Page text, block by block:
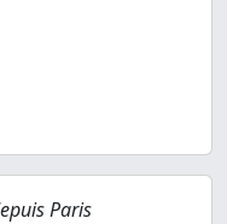
Paris